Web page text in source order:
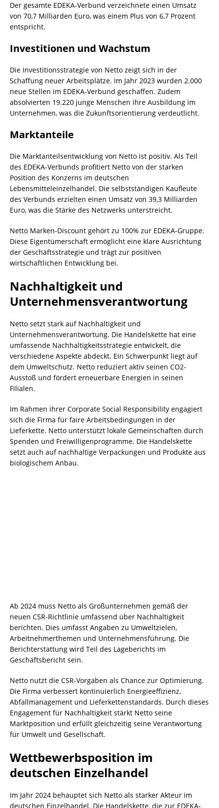
Der gesamte EDEKA-Verbund verzeichnete einen Umsatz
von 70,7 Milliarden Euro, was einem Plus von 6,7 Prozent
entspricht.
Investitionen und Wachstum
Die Investitionsstrategie von Netto zeigt sich in der
Schaffung neuer Arbeitsplätze. Im Jahr 2023 wurden 2.000
neue Stellen im EDEKA-Verbund geschaffen. Zudem
absolvierten 19.220 junge Menschen ihre Ausbildung im
Unternehmen, was die Zukunftsorientierung verdeutlicht.
Marktanteile
Die Marktanteilsentwicklung von Netto ist positiv. Als Teil
des EDEKA-Verbunds profitiert Netto von der starken
Position des Konzerns im deutschen
Lebensmitteleinzelhandel. Die selbstständigen Kaufleute
des Verbunds erzielten einen Umsatz von 39,3 Milliarden
Euro, was die Stärke des Netzwerks unterstreicht.
Netto Marken-Discount gehört zu 100% zur EDEKA-Gruppe.
Diese Eigentümerschaft ermöglicht eine klare Ausrichtung
der Geschäftsstrategie und trägt zur positiven
wirtschaftlichen Entwicklung bei.
Nachhaltigkeit und
Unternehmensverantwortung
Netto setzt stark auf Nachhaltigkeit und
Unternehmensverantwortung. Die Handelskette hat eine
umfassende Nachhaltigkeitsstrategie entwickelt, die
verschiedene Aspekte abdeckt. Ein Schwerpunkt liegt auf
dem Umweltschutz. Netto reduziert aktiv seinen CO2-
Ausstoß und fördert erneuerbare Energien in seinen
Filialen.
Im Rahmen ihrer Corporate Social Responsibility engagiert
sich die Firma für faire Arbeitsbedingungen in der
Lieferkette. Netto unterstützt lokale Gemeinschaften durch
Spenden und Freiwilligenprogramme. Die Handelskette
setzt auch auf nachhaltige Verpackungen und Produkte aus
biologischem Anbau.
Ab 2024 muss Netto als Großunternehmen gemäß der
neuen CSR-Richtlinie umfassend über Nachhaltigkeit
berichten. Dies umfasst Angaben zu Umweltzielen,
Arbeitnehmerthemen und Unternehmensführung. Die
Berichterstattung wird Teil des Lageberichts im
Geschäftsbericht sein.
Netto nutzt die CSR-Vorgaben als Chance zur Optimierung.
Die Firma verbessert kontinuierlich Energieeffizienz,
Abfallmanagement und Lieferkettenstandards. Durch dieses
Engagement für Nachhaltigkeit stärkt Netto seine
Marktposition und erfüllt gleichzeitig seine Verantwortung
für Umwelt und Gesellschaft.
Wettbewerbsposition im
deutschen Einzelhandel
Im Jahr 2024 behauptet sich Netto als starker Akteur im
deutschen Einzelhandel. Die Handelskette, die zur EDEKA-